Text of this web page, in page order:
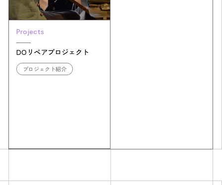
Projects
DOリペアプロジェクト
プロジェクト紹介